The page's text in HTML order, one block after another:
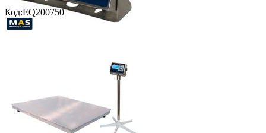
Код:EQ200750